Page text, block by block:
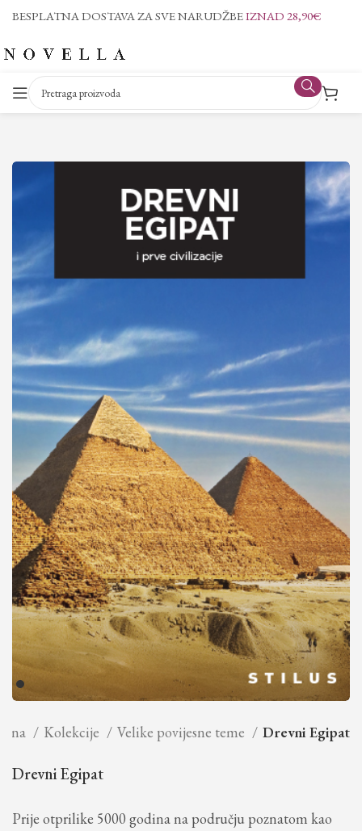
BESPLATNA DOSTAVA ZA SVE NARUDŽBEIZNAD 28,90€
Kolekcije Velike povijesne teme Drevni Egipat
Drevni Egipat
Prije otprilike 5000 godina na području poznatom kao